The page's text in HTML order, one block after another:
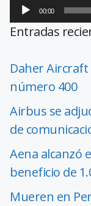
00:00
Entradas
Daher
número 400
Airbus se
de
Aena alcanzó
beneficio de
Mueren en